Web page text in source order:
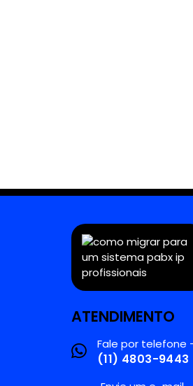
ATENDIMENTO
Fale por telefone
(11) 4803-9443